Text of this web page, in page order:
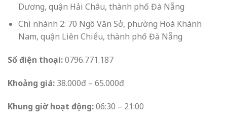
Dương, quận Hải Châu, thành phố Đà Nẵng
Chi nhánh 2: 70 Ngô Văn Sở, phường Hoà Khánh
Nam, quận Liên Chiểu, thành phố Đà Nẵng
Số điện thoại:0796.771.187
Khoảng giá: 38.000đ – 65.000đ
Khung giờ hoạt động:06:30 – 21:00